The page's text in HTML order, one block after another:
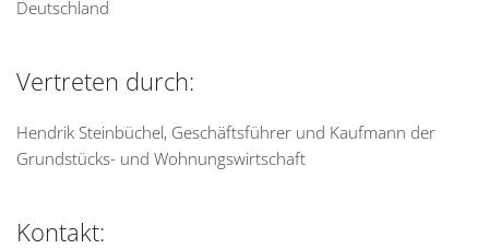
Deutschland
Vertreten durch:
Hendrik Steinbüchel, Geschäftsführer und Kaufmann der
Grundstücks- und Wohnungswirtschaft
Kontakt: